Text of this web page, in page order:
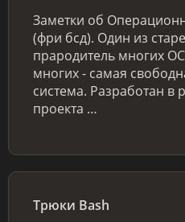
Заметки об
(фри бсд). Один из
прародитель многих
многих - самая
система. Разработан в
проекта …
Трюки Bash